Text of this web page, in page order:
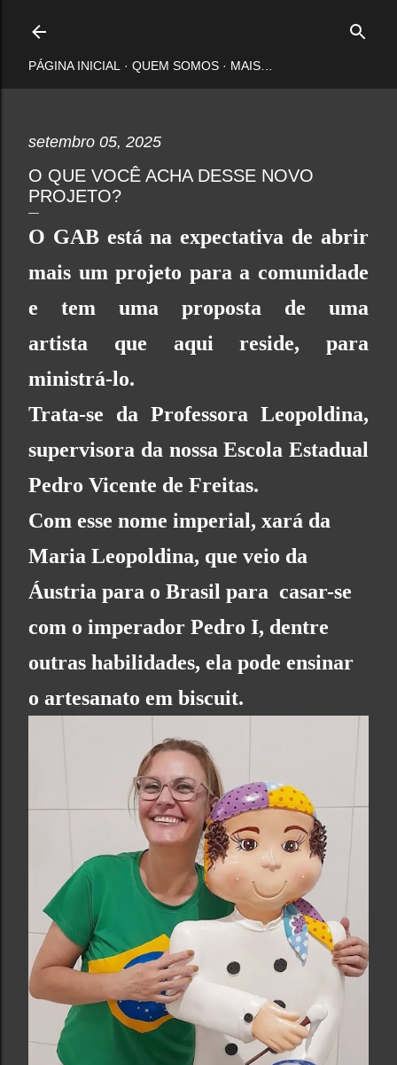
PÁGINA INICIAL QUEM SOMOS MAIS…
setembro 05, 2025
O QUE VOCÊ ACHA DESSE NOVO
PROJETO?
O GAB está na expectativa de abrir
mais um projeto para a comunidade
e tem uma proposta de uma
artista que aqui reside,
para
ministrá-lo.
Trata-se da Professora Leopoldina,
supervisora da nossaEscola Estadual
Pedro Vicente de Freitas.
Com esse nome imperial, xará da
Maria Leopoldina, que veio da
Áustria para o Brasil para casar-se
com o imperador Pedro I, dentre
outras habilidades, ela pode ensinar
o artesanato em biscuit.